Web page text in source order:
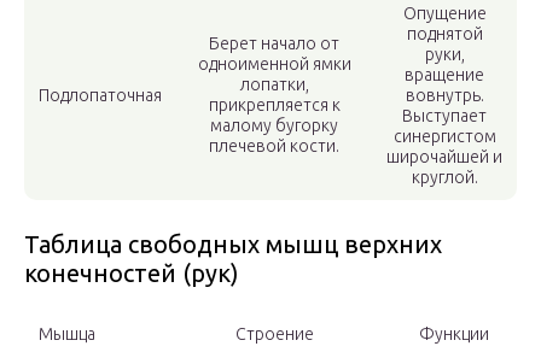
Подлопаточная
Берет начало от
одноименной ямки
лопатки,
прикрепляется к
малому бугорку
плечевой кости.
Опущение
поднятой
руки,
вращение
вовнутрь.
Выступает
синергистом
широчайшей и
круглой.
Таблица свободных мышц верхних
конечностей (рук)
Мышца Строение Функции